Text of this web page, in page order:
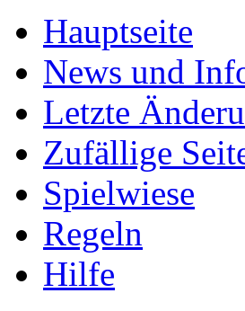
Hauptseite
News und
Letzte
Zufällige
Spielwiese
Regeln
Hilfe